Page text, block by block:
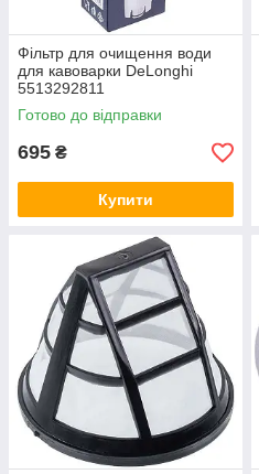
Фільтр для очищення води
для кавоварки DeLonghi
5513292811
Готово до відправки
695 ₴
Купити